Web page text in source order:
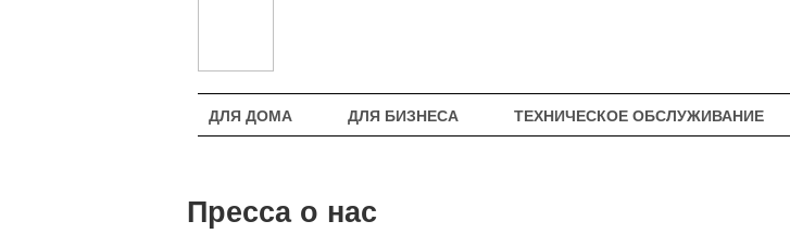
ДЛЯ ДОМА ДЛЯ БИЗНЕСА ТЕХНИЧЕСКОЕ ОБСЛУЖИВАНИЕ
Пресса о нас